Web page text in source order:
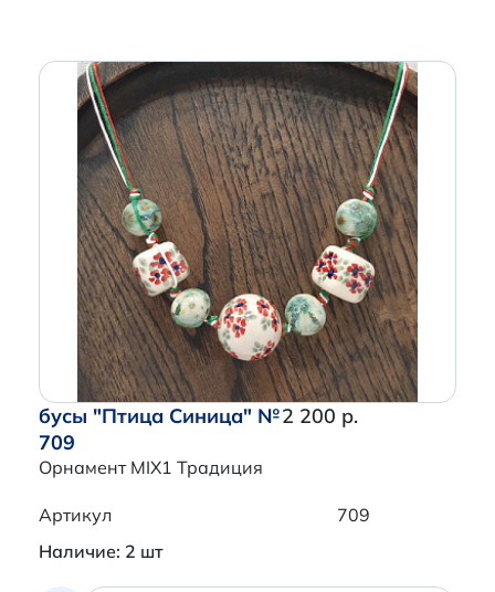
бусы "Птица Синица" №
709
Орнамент MIX1 Традиция
2 200 р.
Артикул
709
Наличие: 2 шт